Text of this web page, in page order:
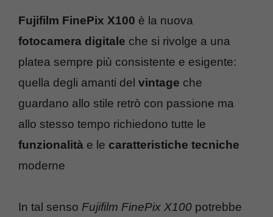
Fujifilm FinePix X100 è la nuova
fotocamera digitale che si rivolge a una
platea sempre più consistente e esigente:
quella degli amanti del vintage che
guardano allo stile retrò con passione ma
allo stesso tempo richiedono tutte le
funzionalità e le caratteristiche tecniche
moderne
In tal senso Fujifilm FinePix X100 potrebbe